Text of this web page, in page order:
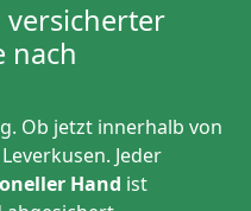
versicherter
nach
Ob jetzt innerhalb von
Jeder
Hand ist